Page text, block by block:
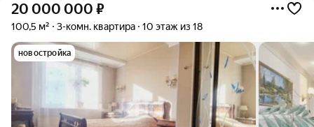
20 000 000 ₽
100,5 м² 3-комн. квартира 10 этаж из 18
новостройка